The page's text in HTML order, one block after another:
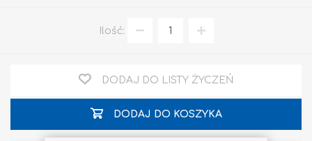
Ilość:
DODAJ DO LISTY ŻYCZEŃ
DODAJ DO KOSZYKA